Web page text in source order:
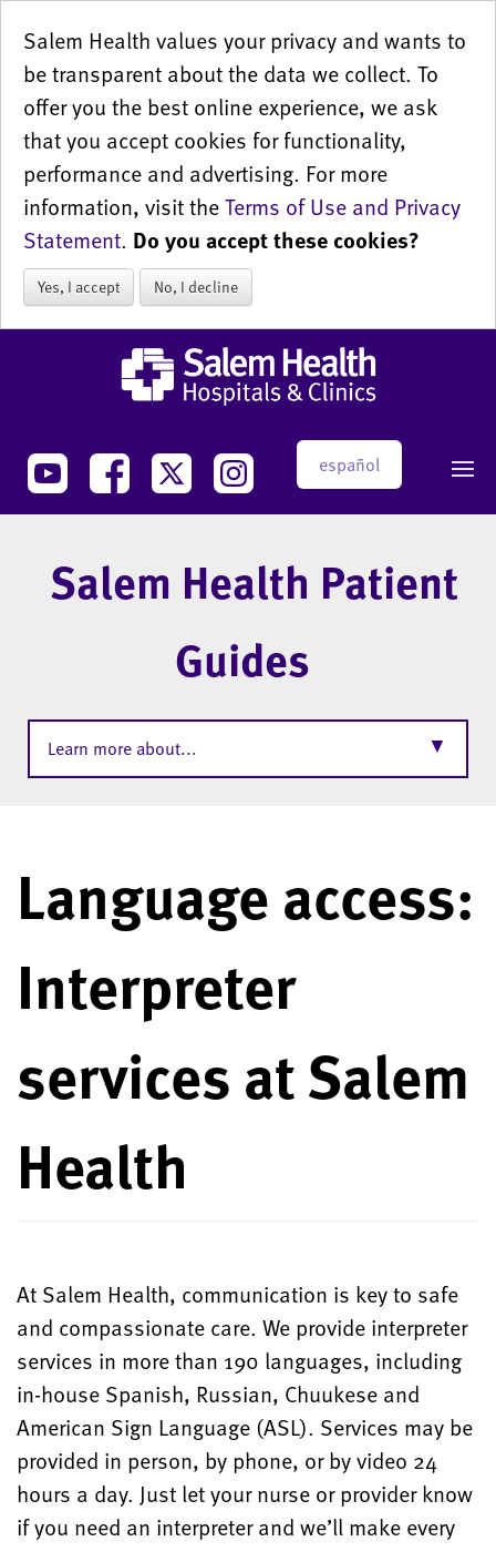
Salem Health values your privacy and wants to
be transparent about the data we collect. To
offer you the best online experience, we ask
that you accept cookies for functionality,
performance and advertising. For more
information, visit theTerms of Use and Privacy
Statement. Do you accept these cookies?
Yes, I accept No, I decline
español
Salem Health Patient
Guides
Learn more about... ▼
Language access:
Interpreter
services at Salem
Health
At Salem Health, communication is key to safe
and compassionate care. We provide interpreter
services in more than 190 languages, including
in-house Spanish, Russian, Chuukese and
American Sign Language (ASL). Services may be
provided in person, by phone, or by video 24
hours a day. Just let your nurse or provider know
if you need an interpreter and we’ll make every